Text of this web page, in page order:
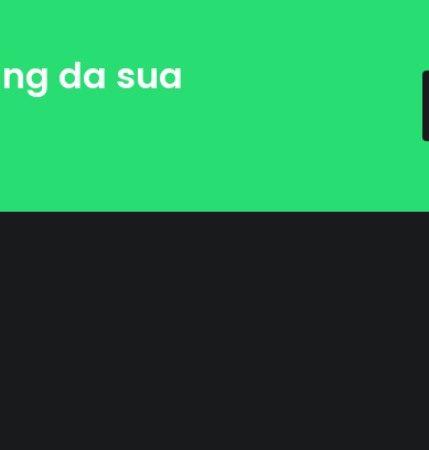
da sua